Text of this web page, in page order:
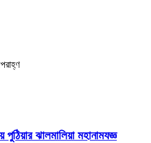
ঝালমালিয়া মহানামযজ্ঞ